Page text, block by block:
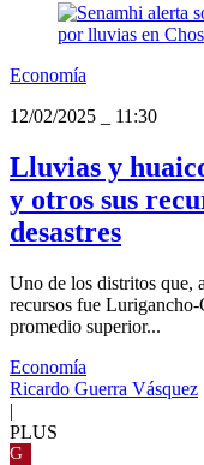
Economía
12/02/2025
11:30
Lluvias y
y otros sus
desastres
Uno de los distritos que,
recursos fue Lurigancho-
promedio superior...
Economía
Ricardo Guerra Vásquez
|
PLUS
G